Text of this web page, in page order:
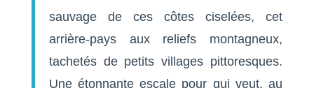
sauvage de ces côtes ciselées, cet
arrière-pays aux reliefs montagneux,
tachetés de petits villages pittoresques.
Une étonnante escale pour qui veut, au